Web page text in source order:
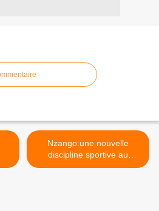
Nzango:une nouvelle
discipline sportive au
Congo! >